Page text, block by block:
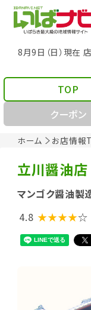
8月9日（日）現在
ホーム お店情報
TOP
クーポン
立川醤油店
マンゴク醤油製
4.8 ★★★★☆